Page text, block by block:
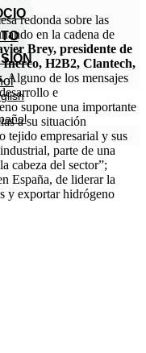
redonda sobre las
en la cadena de
Brey, presidente de
H2B2, Clantech,
. Alguno de los mensajes
e
supone una importante
a su situación
tejido empresarial y sus
parte de una
cabeza del sector”;
España, de liderar la
y exportar hidrógeno